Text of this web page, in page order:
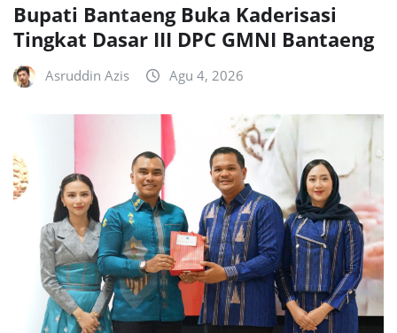
Bupati Bantaeng Buka Kaderisasi
Tingkat Dasar III DPC GMNI Bantaeng
Asruddin Azis Agu 4, 2026